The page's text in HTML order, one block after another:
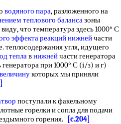
водяного пара, разложенного на
теплового балансазоны
что температура здесь 1000° С
эффекта реакцийнижнейчасти
теплосодержания угля, идущего
теплавнижнейчасти генератора
при 1000° С (i/з) и г)
которых мы приняли
поступали к факельному
горелки и сопла для подачи
горения.
[c.204]